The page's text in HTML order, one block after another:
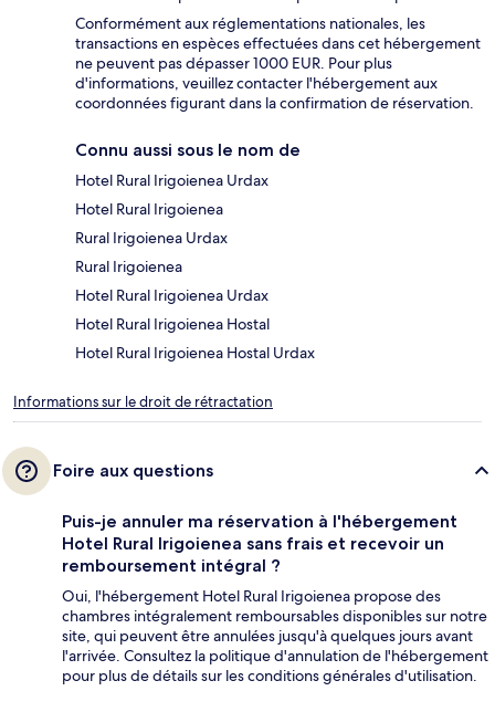
Conformément aux réglementations nationales, les
transactions en espèces effectuées dans cet hébergement
ne peuvent pas dépasser 1000 EUR. Pour plus
d'informations, veuillez contacter l'hébergement aux
coordonnées figurant dans la confirmation de réservation.
Connu aussi sous le nom de
Hotel Rural Irigoienea Urdax
Hotel Rural Irigoienea
Rural Irigoienea Urdax
Rural Irigoienea
Hotel Rural Irigoienea Urdax
Hotel Rural Irigoienea Hostal
Hotel Rural Irigoienea Hostal Urdax
Informations sur le droit de rétractation
Foire aux questions
Puis-je annuler ma réservation à l'hébergement
Hotel Rural Irigoienea sans frais et recevoir un
remboursement intégral ?
Oui, l'hébergement Hotel Rural Irigoienea propose des
chambres intégralement remboursables disponibles sur notre
site, qui peuvent être annulées jusqu'à quelques jours avant
l'arrivée. Consultez la politique d'annulation de l'hébergement
pour plus de détails sur les conditions générales d'utilisation.